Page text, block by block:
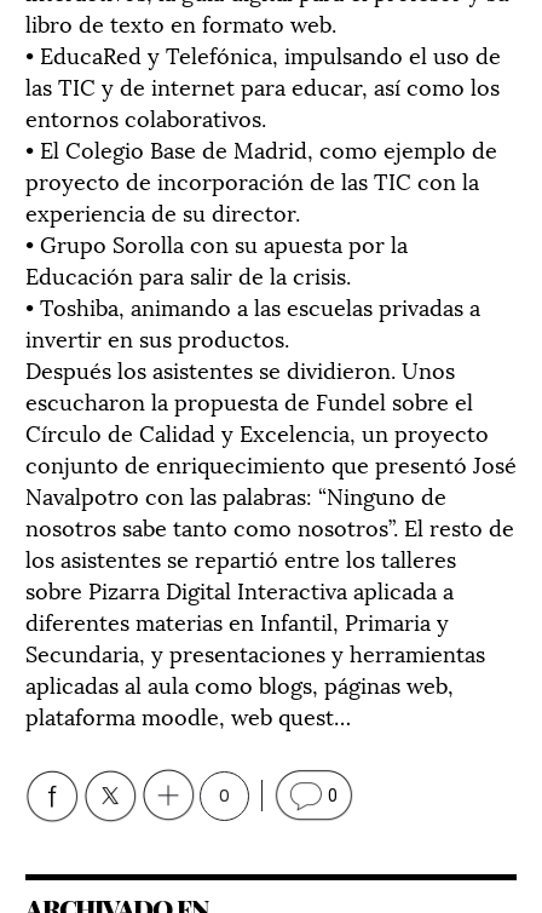
libro de texto en formato web.
• EducaRed y Telefónica, impulsando el uso de
las TIC y de internet para educar, así como los
entornos colaborativos.
• El Colegio Base de Madrid, como ejemplo de
proyecto de incorporación de las TIC con la
experiencia de su director.
• Grupo Sorolla con su apuesta por la
Educación para salir de la crisis.
• Toshiba, animando a las escuelas privadas a
invertir en sus productos.
Después los asistentes se dividieron. Unos
escucharon la propuesta de Fundel sobre el
Círculo de Calidad y Excelencia, un proyecto
conjunto de enriquecimiento que presentó José
Navalpotro con las palabras: “Ninguno de
nosotros sabe tanto como nosotros”. El resto de
los asistentes se repartió entre los talleres
sobre Pizarra Digital Interactiva aplicada a
diferentes materias en Infantil, Primaria y
Secundaria, y presentaciones y herramientas
aplicadas al aula como blogs, páginas web,
plataforma moodle, web quest…
0 0